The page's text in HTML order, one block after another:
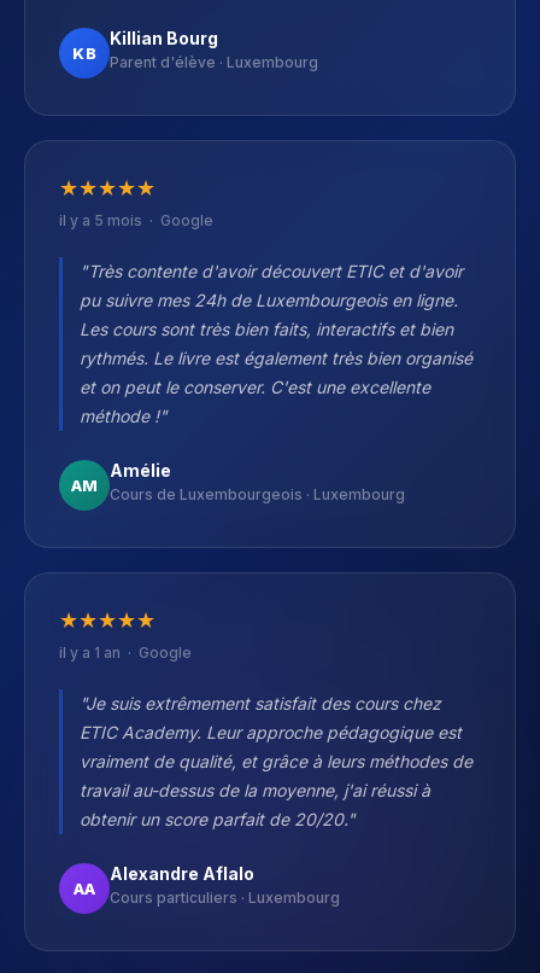
KB
Killian Bourg
Parent d'élève · Luxembourg
★★★★★
il y a 5 mois · Google
"Très contente d'avoir découvert ETIC et d'avoir
pu suivre mes 24h de Luxembourgeois en ligne.
Les cours sont très bien faits, interactifs et bien
rythmés. Le livre est également très bien organisé
et on peut le conserver. C'est une excellente
méthode !"
AM
Amélie
Cours de Luxembourgeois · Luxembourg
★★★★★
il y a 1 an · Google
"Je suis extrêmement satisfait des cours chez
ETIC Academy. Leur approche pédagogique est
vraiment de qualité, et grâce à leurs méthodes de
travail au-dessus de la moyenne, j'ai réussi à
obtenir un score parfait de 20/20."
AA
Alexandre Aflalo
Cours particuliers · Luxembourg